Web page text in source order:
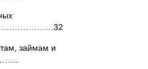
займам и